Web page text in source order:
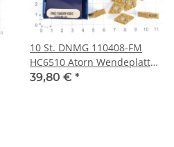
10 St. DNMG 110408-FM
HC6510 Atorn Wendeplatte
Inserts NOS unbenutzt /13
39,80 € *